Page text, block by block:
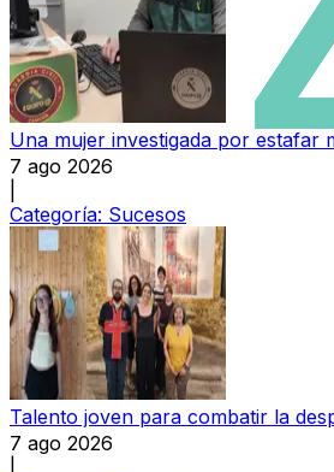
Una mujer investigada por estafar
7 ago 2026
Categoría: Sucesos
Talento joven para combatir la
7 ago 2026